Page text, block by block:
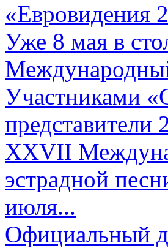
«Евровидения
Уже 8 мая в
Участниками
представители
XXVII
эстрадной
июля...
Официальный